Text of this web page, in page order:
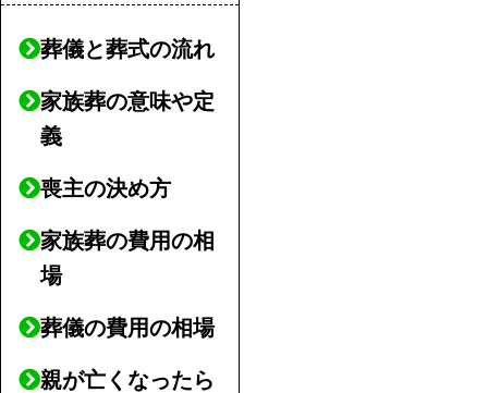
葬儀と葬式の流れ
家族葬の意味や定
義
喪主の決め方
家族葬の費用の相
場
葬儀の費用の相場
親が亡くなったら